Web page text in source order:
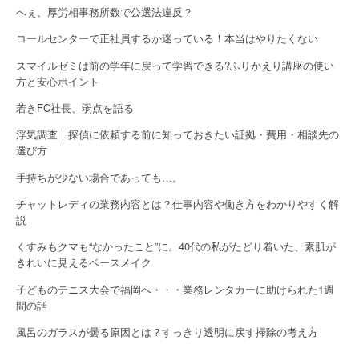
へぇ、厚労相事務所数で公選法違反？
コールセンターで正社員するか迷っている！本当はやりたくない
スマイルゼミは前の学年に戻って学習できる?ふりかえり講座の使い
方と安心ポイント
若きFC社長、弱点を語る
浮気調査｜探偵に依頼する前に知っておきたい証拠・費用・相談先の
選び方
手持ちが少ない場合であっても…。
チャットレディの業務内容とは？仕事内容や働き方をわかりやすく解
説
くすみもクマも“なかったこと”に。40代の私がたどり着いた、素肌が
きれいに見えるベースメイク
子どものテニス大会で福岡へ・・・業務レンタカーに助けられた1週
間の話
風呂のガラスが曇る原因とは？すっきり透明に戻す掃除の考え方